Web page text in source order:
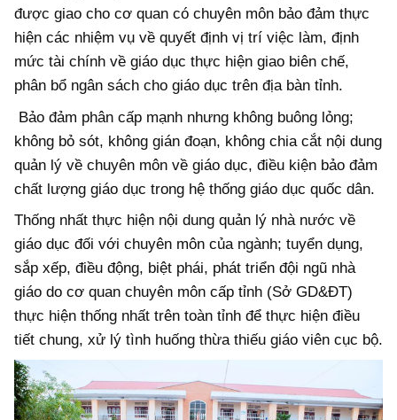
được giao cho cơ quan có chuyên môn bảo đảm thực
hiện các nhiệm vụ về quyết định vị trí việc làm, định
mức tài chính về giáo dục thực hiện giao biên chế,
phân bổ ngân sách cho giáo dục trên địa bàn tỉnh.
Bảo đảm phân cấp mạnh nhưng không buông lỏng;
không bỏ sót, không gián đoạn, không chia cắt nội dung
quản lý về chuyên môn về giáo dục, điều kiện bảo đảm
chất lượng giáo dục trong hệ thống giáo dục quốc dân.
Thống nhất thực hiện nội dung quản lý nhà nước về
giáo dục đối với chuyên môn của ngành; tuyển dụng,
sắp xếp, điều động, biệt phái, phát triển đội ngũ nhà
giáo do cơ quan chuyên môn cấp tỉnh (Sở GD&ĐT)
thực hiện thống nhất trên toàn tỉnh để thực hiện điều
tiết chung, xử lý tình huống thừa thiếu giáo viên cục bộ.